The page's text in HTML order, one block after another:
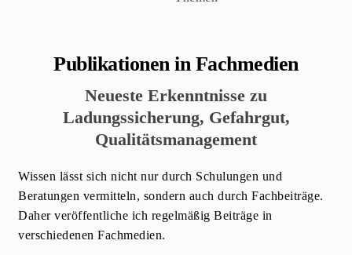
Publikationen in Fachmedien
Neueste Erkenntnisse zu
Ladungssicherung, Gefahrgut,
Qualitätsmanagement
Wissen lässt sich nicht nur durch Schulungen und
Beratungen vermitteln, sondern auch durch Fachbeiträge.
Daher veröffentliche ich regelmäßig Beiträge in
verschiedenen Fachmedien.